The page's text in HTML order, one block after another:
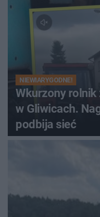
NIEWIARYGODNE!
Wkurzony rolnik
w Gliwicach.
podbija sieć